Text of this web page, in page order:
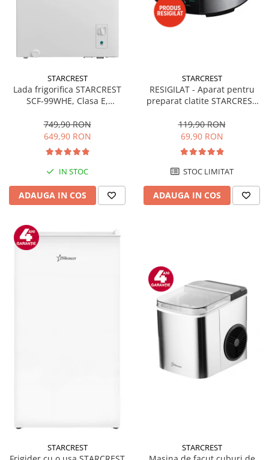
STARCREST
Lada frigorifica STARCREST
SCF-99WHE, Clasa E,
convertibil - functie frigider,
Termostat reglabil, Alb
749,90 RON
649,90 RON
IN STOC
ADAUGA IN COS
STARCREST
RESIGILAT - Aparat pentru
preparat clatite STARCREST
invelis ceramic antiaderent,
30 cm, Inox / Negru
119,90 RON
69,90 RON
STOC LIMITAT
ADAUGA IN COS
STARCREST STARCREST